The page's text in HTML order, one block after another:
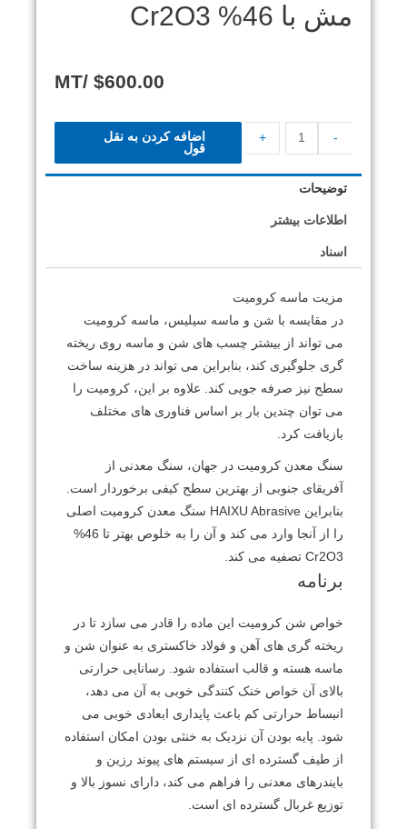
مش با 46% Cr2O3
$600.00
/MT
-
+
اضافه کردن به نقل
قول
توضیحات
اطلاعات بیشتر
اسناد
مزیت ماسه کرومیت
در مقایسه با شن و ماسه سیلیس، ماسه کرومیت
می تواند از بیشتر چسب های شن و ماسه روی ریخته
گری جلوگیری کند، بنابراین می تواند در هزینه ساخت
سطح نیز صرفه جویی کند. علاوه بر این، کرومیت را
می توان چندین بار بر اساس فناوری های مختلف
بازیافت کرد.
سنگ معدن کرومیت در جهان، سنگ معدنی از
آفریقای جنوبی از بهترین سطح کیفی برخوردار است.
بنابراین HAIXU Abrasive سنگ معدن کرومیت اصلی
را از آنجا وارد می کند و آن را به خلوص بهتر تا 46%
Cr2O3 تصفیه می کند.
برنامه
خواص شن کرومیت این ماده را قادر می سازد تا در
ریخته گری های آهن و فولاد خاکستری به عنوان شن و
ماسه هسته و قالب استفاده شود. رسانایی حرارتی
بالای آن خواص خنک کنندگی خوبی به آن می دهد،
انبساط حرارتی کم باعث پایداری ابعادی خوبی می
شود. پایه بودن آن نزدیک به خنثی بودن امکان استفاده
از طیف گسترده ای از سیستم های پیوند رزین و
بایندرهای معدنی را فراهم می کند، دارای نسوز بالا و
توزیع غربال گسترده ای است.